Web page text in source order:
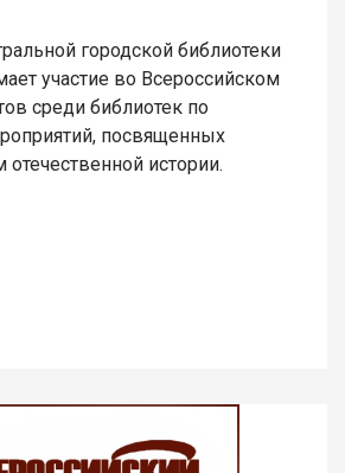
городской библиотеки
участие во Всероссийском
среди библиотек по
посвященных
истории.